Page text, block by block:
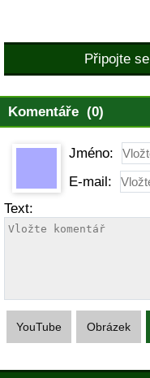
Připojte
Komentáře (0)
Jméno:
E-mail:
Text:
YouTube Obrázek